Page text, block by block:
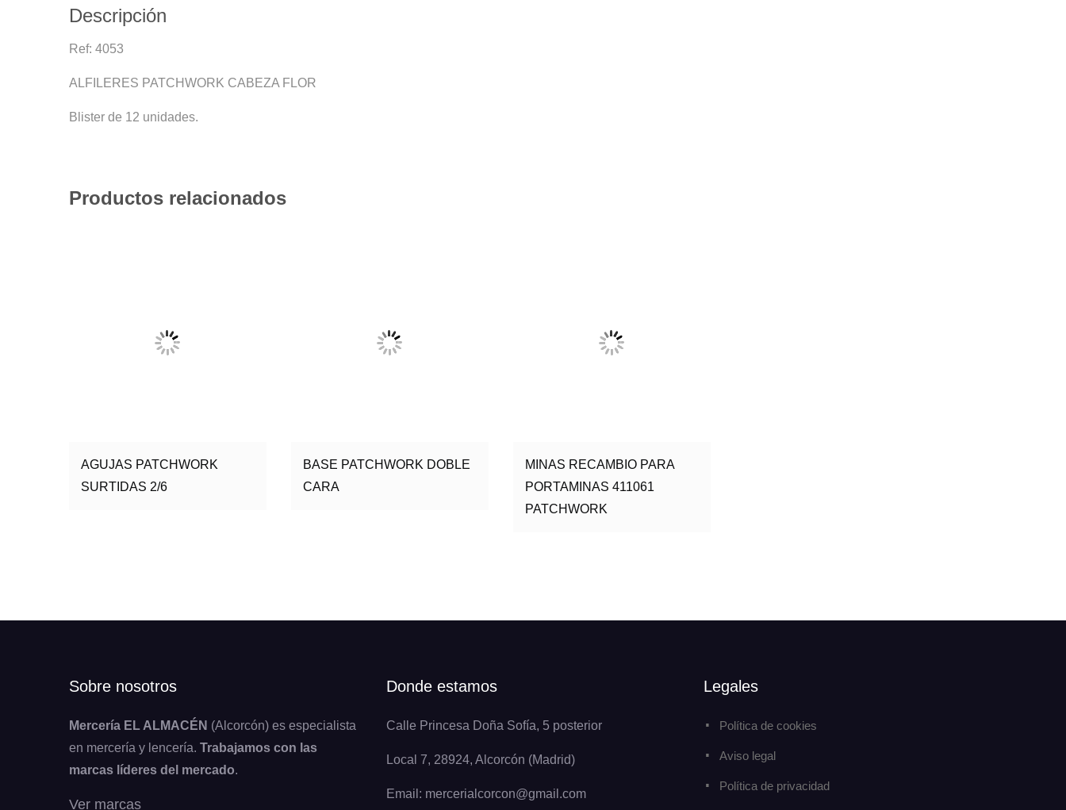
Descripción
Ref: 4053
ALFILERES PATCHWORK CABEZA FLOR
Blister de 12 unidades.
Productos relacionados
AGUJAS PATCHWORK
SURTIDAS 2/6
BASE PATCHWORK DOBLE
CARA
MINAS RECAMBIO PARA
PORTAMINAS 411061
PATCHWORK
Sobre nosotros
Mercería EL ALMACÉN (Alcorcón) es especialista
en mercería y lencería. Trabajamos con las
marcas líderes del mercado.
Ver marcas
Donde estamos
Calle Princesa Doña Sofía, 5 posterior
Local 7, 28924, Alcorcón (Madrid)
Email: mercerialcorcon@gmail.com
Legales
Política de cookies
Aviso legal
Política de privacidad